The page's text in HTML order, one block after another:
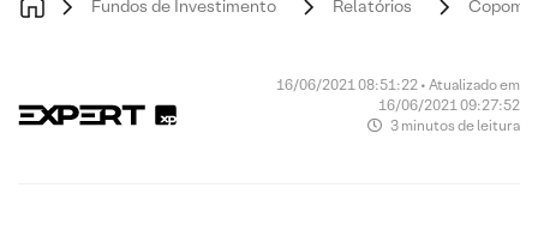
Fundos de Investimento Relatórios Copom:
16/06/2021 08:51:22 • Atualizado em
16/06/2021 09:27:52
3 minutos de leitura